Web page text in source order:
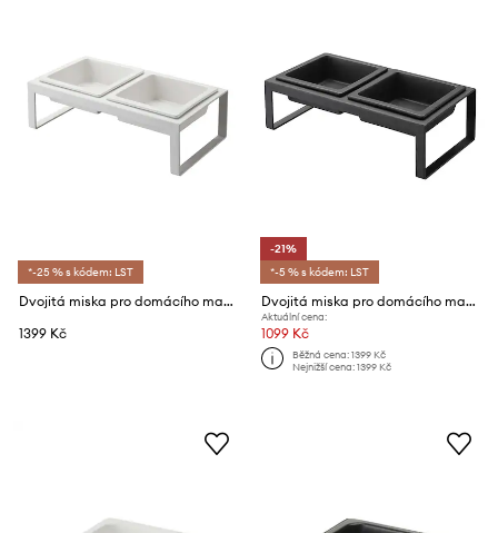
*-25 % s kódem: LST
Dvojitá miska pro domácího mazlíčka Yamazaki Tower 300 ml
1399 Kč
-21%
*-5 % s kódem: LST
Dvojitá miska pro domácího mazlíčka Yamazaki Tower 300 ml
Aktuální cena:
1099 Kč
Běžná cena:1399 Kč
Nejnižší cena:1399 Kč